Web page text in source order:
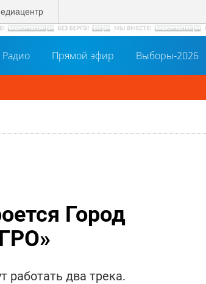
Радио Прямой эфир Выборы-2026
Город
работать два трека.